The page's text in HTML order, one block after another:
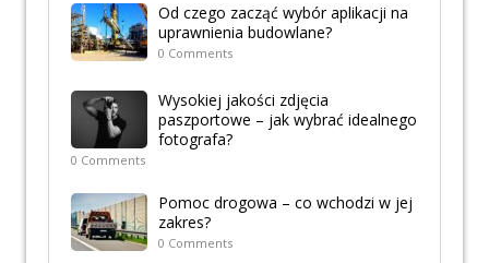
Od czego zacząć wybór aplikacji na
uprawnienia budowlane?
0 Comments
Wysokiej jakości zdjęcia
paszportowe – jak wybrać idealnego
fotografa?
0 Comments
Pomoc drogowa – co wchodzi w jej
zakres?
0 Comments